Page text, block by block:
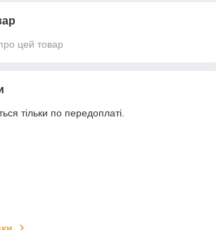
цей товар
тільки по передоплаті.